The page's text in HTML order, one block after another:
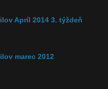
Apríl 2014 3. týždeň
marec 2012